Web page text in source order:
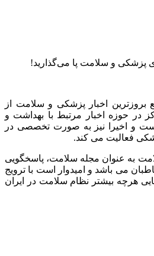
پزشکی و سلامت پا می‌گذارید!
اخبار پزشکی و سلامت از
در حوزه اخبار مرتبط با بهداشت و
و اخیرا نیز به صورت تخصصی در
فعالیت می کند.
به عنوان مجله سلامت، پاسخگویی
می باشد و امیدوار است با ترویج
هرچه بیشتر نظام سلامت در ایران